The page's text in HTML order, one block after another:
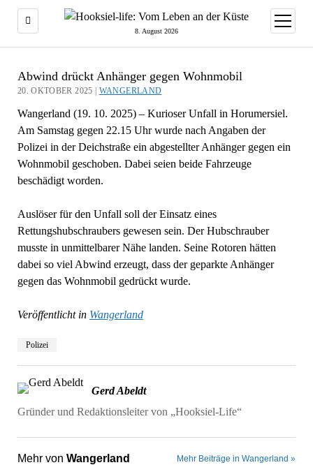
8. August 2026
Menü
öffnen
Abwind drückt Anhänger gegen Wohnmobil
20. OKTOBER 2025 | WANGERLAND
Wangerland (19. 10. 2025) – Kurioser Unfall in Horumersiel.
Am Samstag gegen 22.15 Uhr wurde nach Angaben der
Polizei in der Deichstraße ein abgestellter Anhänger gegen ein
Wohnmobil geschoben. Dabei seien beide Fahrzeuge
beschädigt worden.
Auslöser für den Unfall soll der Einsatz eines
Rettungshubschraubers gewesen sein. Der Hubschrauber
musste in unmittelbarer Nähe landen. Seine Rotoren hätten
dabei so viel Abwind erzeugt, dass der geparkte Anhänger
gegen das Wohnmobil gedrückt wurde.
Veröffentlicht in Wangerland
Polizei
Gerd Abeldt
Gründer und Redaktionsleiter von „Hooksiel-Life“
Mehr von Wangerland Mehr Beiträge in Wangerland »